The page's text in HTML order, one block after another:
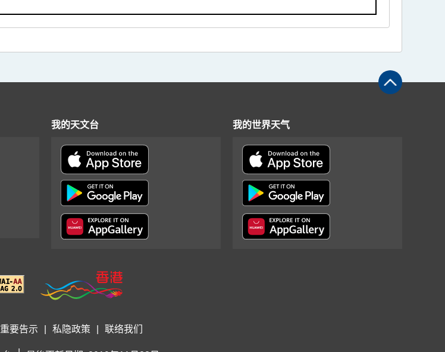
我的天文台 我的世界天气
重要告示 私隐政策 联络我们